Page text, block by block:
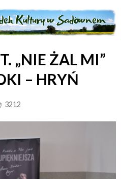
„NIE ŻAL MI”
– HRYŃ
3212